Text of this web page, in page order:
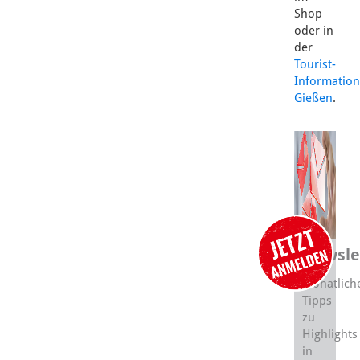
Shop
oder in
der
Tourist-
Information
Gießen.
Tipps
zu
Highlights
in